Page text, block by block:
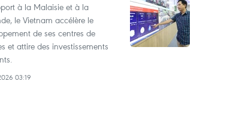
à la Malaisie et à la
le Vietnam accélère le
de ses centres de
et attire des investissements
03:19